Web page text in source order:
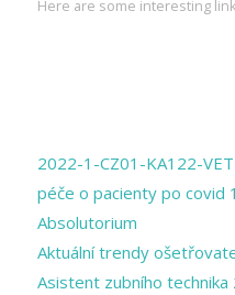
Here are some interesting
2022-1-CZ01-KA122-
péče o pacienty po covid
Absolutorium
Aktuální trendy
Asistent zubního technika